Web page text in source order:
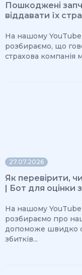
Пошкоджені
віддавати їх
На нашому
розбираємо, що
страхова компанія
27.07.2026
Як перевірити,
| Бот для оцінки
На нашому
розбираємо про
допоможе швидко
збитків...